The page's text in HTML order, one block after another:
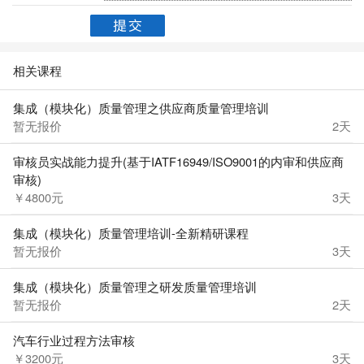
相关课程
集成（模块化）质量管理之供应商质量管理培训
暂无报价
2天
审核员实战能力提升(基于IATF16949/ISO9001的内审和供应商
审核)
￥4800元
3天
集成（模块化）质量管理培训-全新精研课程
暂无报价
3天
集成（模块化）质量管理之研发质量管理培训
暂无报价
2天
汽车行业过程方法审核
￥3200元
3天